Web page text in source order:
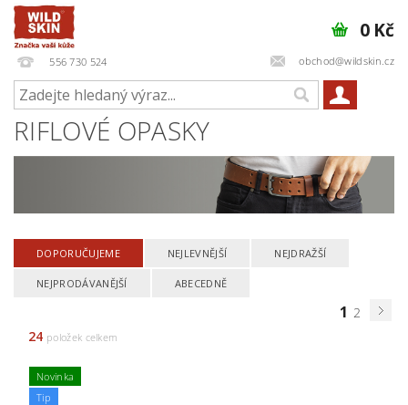
556 730 524 obchod@wildskin.cz
0 Kč
RIFLOVÉ OPASKY
DOPORUČUJEME NEJLEVNĚJŠÍ NEJDRAŽŠÍ
NEJPRODÁVANĚJŠÍ ABECEDNĚ
1 2
24 položek celkem
Novinka
Tip